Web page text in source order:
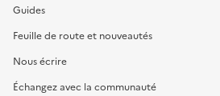
Guides
Feuille de route et nouveautés
Nous écrire
Échangez avec la communauté